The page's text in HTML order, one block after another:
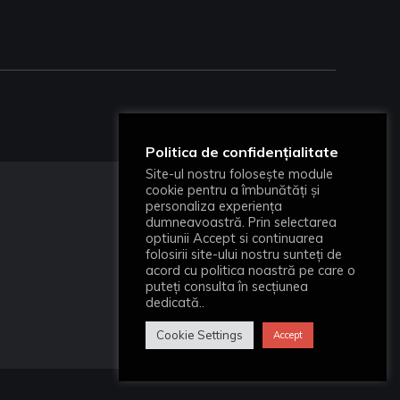
Politica de confidențialitate
Site-ul nostru folosește module
cookie pentru a îmbunătăți și
personaliza experiența
dumneavoastră. Prin selectarea
optiunii Accept si continuarea
folosirii site-ului nostru sunteți de
acord cu politica noastră pe care o
puteți consulta în secțiunea
dedicată..
Cookie Settings Accept